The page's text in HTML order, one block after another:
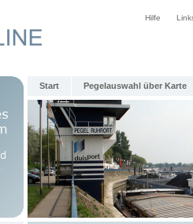
Hilfe
Start Pegelauswahl über Karte